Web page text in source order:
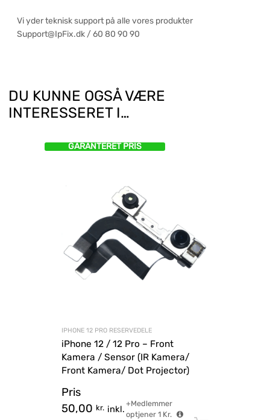
Vi yder teknisk support på alle vores produkter
Support@IpFix.dk / 60 80 90 90
DU KUNNE OGSÅ VÆRE
INTERESSERET I…
GARANTERET PRIS
IPHONE 12 PRO RESERVEDELE
iPhone 12 / 12 Pro – Front
Kamera / Sensor (IR Kamera/
Front Kamera/ Dot Projector)
Pris
50,00 kr. inkl.
+Medlemmer
optjener 1Kr.